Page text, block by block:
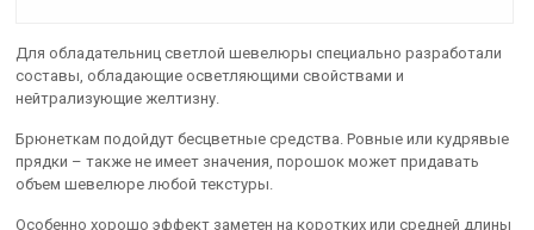
Для обладательниц светлой шевелюры специально разработали
составы, обладающие осветляющими свойствами и
нейтрализующие желтизну.
Брюнеткам подойдут бесцветные средства. Ровные или кудрявые
прядки – также не имеет значения, порошок может придавать
объем шевелюре любой текстуры.
Особенно хорошо эффект заметен на коротких или средней длины